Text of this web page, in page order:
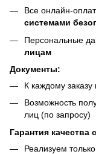
Все онлайн-
системами
Персональные
лицам
Документы:
К каждому заказу
Возможность
лиц (по запросу)
Гарантия качества
Реализуем только